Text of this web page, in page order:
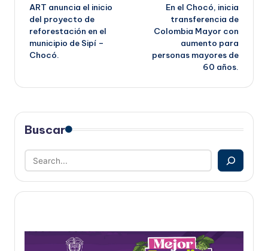
de
entradas
ART anuncia el inicio
del proyecto de
reforestación en el
municipio de Sipí –
Chocó.
En el Chocó, inicia
transferencia de
Colombia Mayor con
aumento para
personas mayores de
60 años.
Buscar